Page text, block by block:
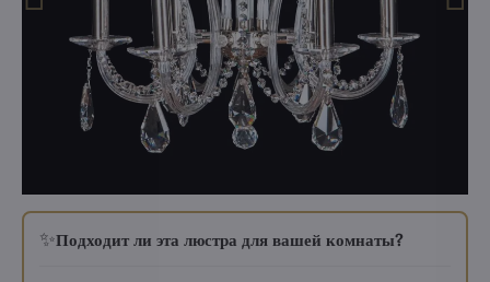
✨Подходит ли эта люстра для вашей комнаты?